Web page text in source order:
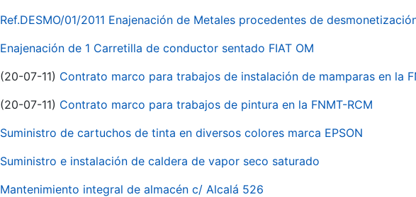
Ref.DESMO/01/2011 Enajenación de Metales procedentes de
Enajenación de 1 Carretilla de conductor sentado FIAT OM
(20-07-11) Contrato marco para trabajos de instalación de mamparas en la
(20-07-11) Contrato marco para trabajos de pintura en la FNMT-RCM
Suministro de cartuchos de tinta en diversos colores marca EPSON
Suministro e instalación de caldera de vapor seco saturado
Mantenimiento integral de almacén c/ Alcalá 526